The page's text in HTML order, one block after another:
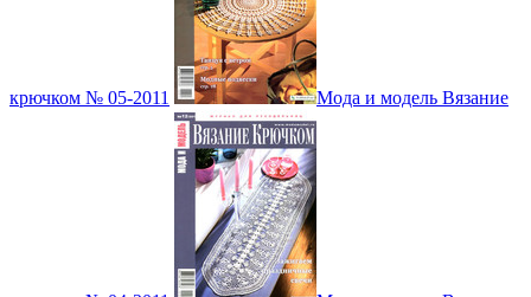
крючком № 05-2011 Мода и модель Вязание